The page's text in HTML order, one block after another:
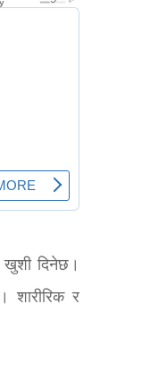
दिनेछ।
शारीरिक र